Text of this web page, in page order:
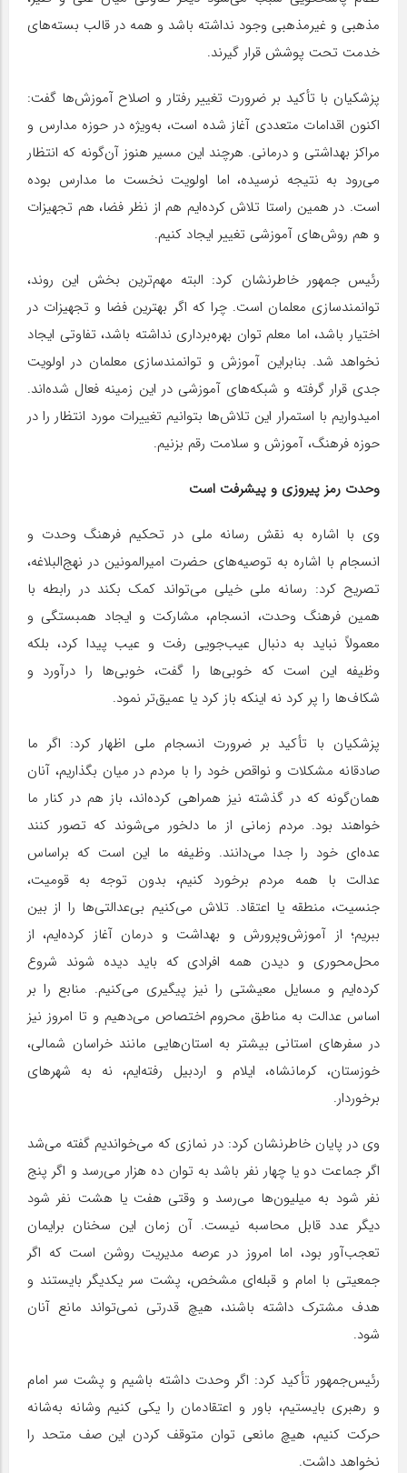
مذهبی و غیرمذهبی وجود نداشته باشد و همه در قالب بسته‌های
خدمت تحت پوشش قرار گیرند.
پزشکیان با تأکید بر ضرورت تغییر رفتار و اصلاح آموزش‌ها گفت:
اکنون اقدامات متعددی آغاز شده است، به‌ویژه در حوزه مدارس و
مراکز بهداشتی و درمانی. هرچند این مسیر هنوز آن‌گونه که انتظار
می‌رود به نتیجه نرسیده، اما اولویت نخست ما مدارس بوده
است. در همین راستا تلاش کرده‌ایم هم از نظر فضا، هم تجهیزات
و هم روش‌های آموزشی تغییر ایجاد کنیم.
رئیس جمهور خاطرنشان کرد: البته مهم‌ترین بخش این روند،
توانمندسازی معلمان است. چرا که اگر بهترین فضا و تجهیزات در
اختیار باشد، اما معلم توان بهره‌برداری نداشته باشد، تفاوتی ایجاد
نخواهد شد. بنابراین آموزش و توانمندسازی معلمان در اولویت
جدی قرار گرفته و شبکه‌های آموزشی در این زمینه فعال شده‌اند.
امیدواریم با استمرار این تلاش‌ها بتوانیم تغییرات مورد انتظار را در
حوزه فرهنگ، آموزش و سلامت رقم بزنیم.
وحدت رمز پیروزی و پیشرفت است
وی با اشاره به نقش رسانه ملی در تحکیم فرهنگ وحدت و
انسجام با اشاره به توصیه‌های حضرت امیرالمونین در نهج‌البلاغه،
تصریح کرد: رسانه ملی خیلی می‌تواند کمک بکند در رابطه با
همین فرهنگ وحدت، انسجام، مشارکت و ایجاد همبستگی و
معمولاً نباید به دنبال عیب‌جویی رفت و عیب پیدا کرد، بلکه
وظیفه این است که خوبی‌ها را گفت، خوبی‌ها را درآورد و
شکاف‌ها را پر کرد نه اینکه باز کرد یا عمیق‌تر نمود.
پزشکیان با تأکید بر ضرورت انسجام ملی اظهار کرد: اگر ما
صادقانه مشکلات و نواقص خود را با مردم در میان بگذاریم، آنان
همان‌گونه که در گذشته نیز همراهی کرده‌اند، باز هم در کنار ما
خواهند بود. مردم زمانی از ما دلخور می‌شوند که تصور کنند
عده‌ای خود را جدا می‌دانند. وظیفه ما این است که براساس
عدالت با همه مردم برخورد کنیم، بدون توجه به قومیت،
جنسیت، منطقه یا اعتقاد. تلاش می‌کنیم بی‌عدالتی‌ها را از بین
ببریم؛ از آموزش‌وپرورش و بهداشت و درمان آغاز کرده‌ایم، از
محل‌محوری و دیدن همه افرادی که باید دیده شوند شروع
کرده‌ایم و مسایل معیشتی را نیز پیگیری می‌کنیم. منابع را بر
اساس عدالت به مناطق محروم اختصاص می‌دهیم و تا امروز نیز
در سفرهای استانی بیشتر به استان‌هایی مانند خراسان شمالی،
خوزستان، کرمانشاه، ایلام و اردبیل رفته‌ایم، نه به شهرهای
برخوردار.
وی در پایان خاطرنشان کرد: در نمازی که می‌خواندیم گفته می‌شد
اگر جماعت دو یا چهار نفر باشد به توان ده هزار می‌رسد و اگر پنج
نفر شود به میلیون‌ها می‌رسد و وقتی هفت یا هشت نفر شود
دیگر عدد قابل محاسبه نیست. آن زمان این سخنان برایمان
تعجب‌آور بود، اما امروز در عرصه مدیریت روشن است که اگر
جمعیتی با امام و قبله‌ای مشخص، پشت سر یکدیگر بایستند و
هدف مشترک داشته باشند، هیچ قدرتی نمی‌تواند مانع آنان
شود.
رئیس‌جمهور تأکید کرد: اگر وحدت داشته باشیم و پشت سر امام
و رهبری بایستیم، باور و اعتقادمان را یکی کنیم وشانه به‌شانه
حرکت کنیم، هیچ مانعی توان متوقف کردن این صف متحد را
نخواهد داشت.